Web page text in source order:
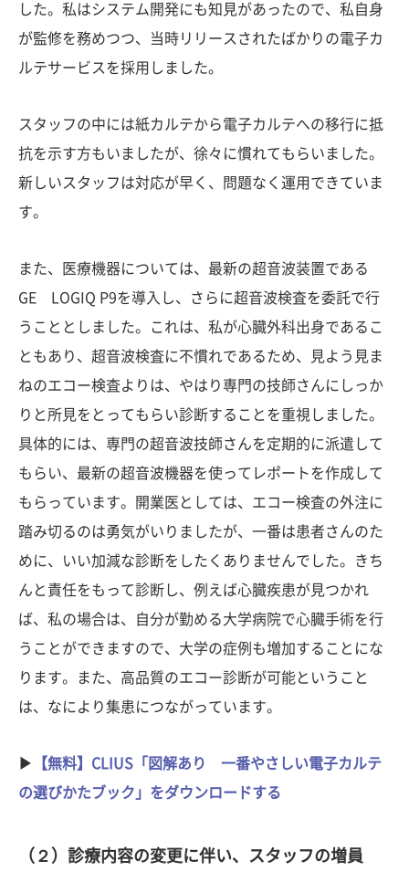
した。私はシステム開発にも知見があったので、私自身
が監修を務めつつ、当時リリースされたばかりの電子カ
ルテサービスを採用しました。
スタッフの中には紙カルテから電子カルテへの移行に抵
抗を示す方もいましたが、徐々に慣れてもらいました。
新しいスタッフは対応が早く、問題なく運用できていま
す。
また、医療機器については、最新の超音波装置である
GE LOGIQ P9を導入し、さらに超音波検査を委託で行
うこととしました。これは、私が心臓外科出身であるこ
ともあり、超音波検査に不慣れであるため、見よう見ま
ねのエコー検査よりは、やはり専門の技師さんにしっか
りと所見をとってもらい診断することを重視しました。
具体的には、専門の超音波技師さんを定期的に派遣して
もらい、最新の超音波機器を使ってレポートを作成して
もらっています。開業医としては、エコー検査の外注に
踏み切るのは勇気がいりましたが、一番は患者さんのた
めに、いい加減な診断をしたくありませんでした。きち
んと責任をもって診断し、例えば心臓疾患が見つかれ
ば、私の場合は、自分が勤める大学病院で心臓手術を行
うことができますので、大学の症例も増加することにな
ります。また、高品質のエコー診断が可能ということ
は、なにより集患につながっています。
▶︎
【無料】CLIUS「図解あり 一番やさしい電子カルテ
の選びかたブック」をダウンロードする
（２）診療内容の変更に伴い、スタッフの増員